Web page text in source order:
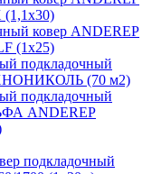
ковер ANDEREP
(1х25)
подкладочный
(70 м2)
подкладочный
ANDEREP
подкладочный